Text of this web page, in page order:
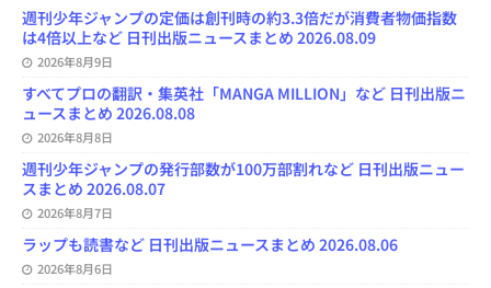
o
k
y
o
n
s
e
C
h
n
n
週刊少年ジャンプの定価は創刊時の約3.3倍だが消費者物価指数
は4倍以上など 日刊出版ニュースまとめ 2026.08.09
2026年8月9日
すべてプロの翻訳・集英社「MANGA MILLION」など 日刊出版ニ
ュースまとめ 2026.08.08
2026年8月8日
週刊少年ジャンプの発行部数が100万部割れなど 日刊出版ニュー
スまとめ 2026.08.07
2026年8月7日
ラップも読書など 日刊出版ニュースまとめ 2026.08.06
2026年8月6日